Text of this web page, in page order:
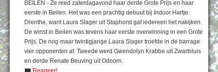
BEILEN - Ze reed zaterdagavond haar derde Grote Prijs en haar
eerste in Beilen. Het was een prachtig debuut bij Indoor Hartje
Drenthe, want Laura Slager uit Staphorst gaf iedereen het nakijken.
De winst in Beilen was tevens haar eerste overwinning in een Grote
Prijs. De nog maar twintigjarige Laura Slager troefde in de barrage
vier opponenten af. Tweede werd Gwendolyn Krabbe uit Zwartsluis
en derde Renate Beuving uit Odoorn.
Reageer!